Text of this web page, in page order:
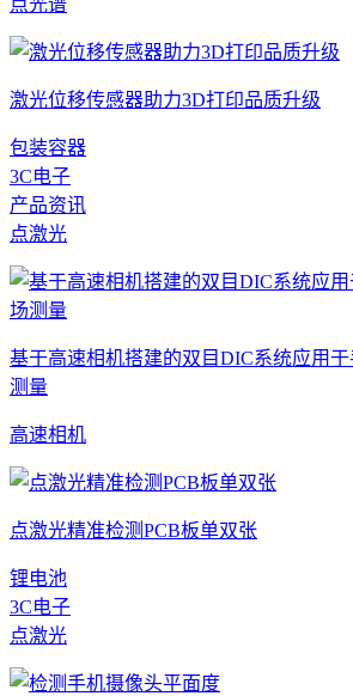
激光位移传感器助力3D打印品质升级
包装容器
3C电子
产品资讯
点激光
基于高速相机搭建的双目DIC系统应用
测量
高速相机
点激光精准检测PCB板单双张
锂电池
3C电子
点激光